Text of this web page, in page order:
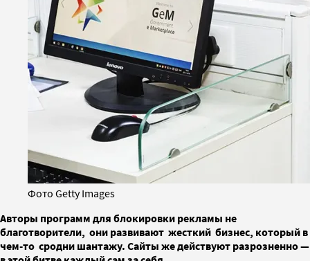
Фото Getty Images
Авторы программ для блокировки рекламы не
благотворители, они развивают жесткий бизнес, который в
чем-то сродни шантажу. Сайты же действуют разрозненно —